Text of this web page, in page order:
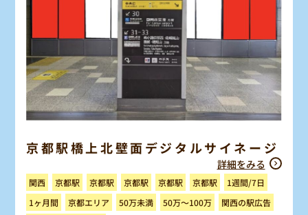
京都駅橋上北壁面デジタルサイネージ
詳細をみる
関西 京都駅 京都駅 京都駅 京都駅 京都駅 1週間/7日
1ヶ月間 京都エリア 50万未満 50万～100万 関西の駅広告